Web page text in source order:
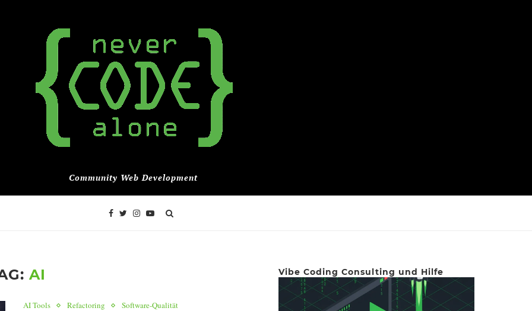
Community Web Development
AI
AI Tools Refactoring Software-Qualität
Vibe Coding Consulting und Hilfe